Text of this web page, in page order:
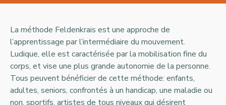
La méthode Feldenkrais est une approche de
l’apprentissage par l’intermédiaire du mouvement.
Ludique, elle est caractérisée par la mobilisation fine du
corps, et vise une plus grande autonomie de la personne.
Tous peuvent bénéficier de cette méthode: enfants,
adultes, seniors, confrontés à un handicap, une maladie ou
non, sportifs, artistes de tous niveaux qui désirent